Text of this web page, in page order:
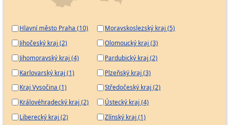
Hlavní město Praha (10)
Jihočeský kraj (2)
Jihomoravský kraj (4)
Karlovarský kraj (1)
Kraj Vysočina (1)
Královéhradecký kraj (2)
Liberecký kraj (2)
Moravskoslezský kraj (5)
Olomoucký kraj (3)
Pardubický kraj (2)
Plzeňský kraj (3)
Středočeský kraj (2)
Ústecký kraj (4)
Zlínský kraj (1)